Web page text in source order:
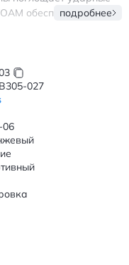
обеспечивает
и беговых
обеспечивает
фиксирует ногу,
для бега в
и легкости
кроссовки для
серо-оранжевые
подробнее
027
06